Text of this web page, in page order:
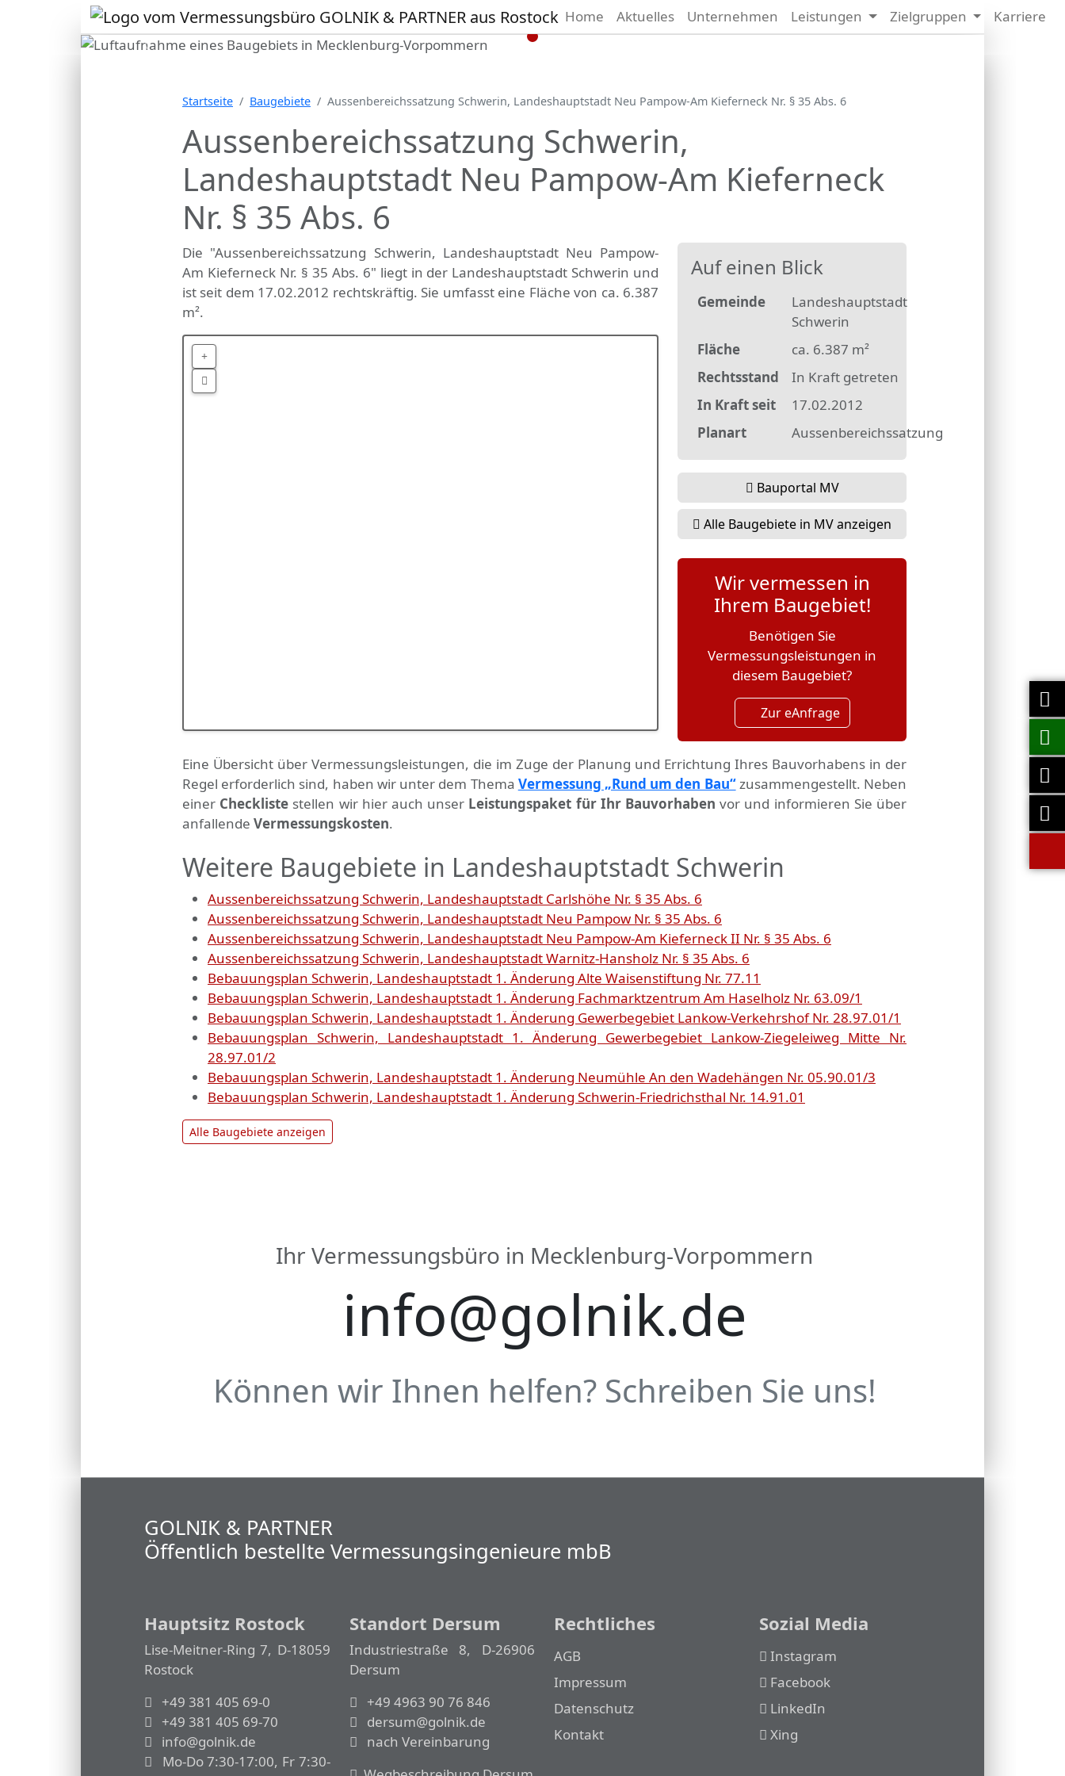
Home Aktuelles Unternehmen Leistungen Zielgruppen Karriere
Lageplan▪Absteckung▪Bauvermessung▪Gebäudeeinmessung
Grenzfeststellung
Amtliche Auskünfte und Auszüge
Vorheriges Bild
Startseite Baugebiete Aussenbereichssatzung Schwerin, Landeshauptstadt Neu Pampow-Am Kieferneck Nr. § 35 Abs. 6
Aussenbereichssatzung Schwerin,
Landeshauptstadt Neu Pampow-Am Kieferneck
Nr. § 35 Abs. 6
Die "Aussenbereichssatzung Schwerin, Landeshauptstadt Neu Pampow-
Am Kieferneck Nr. § 35 Abs. 6" liegt in der Landeshauptstadt Schwerin und
ist seit dem 17.02.2012 rechtskräftig. Sie umfasst eine Fläche von ca. 6.387
m².
Auf einen Blick
Gemeinde
Landeshauptstadt
Schwerin
Fläche
ca. 6.387 m²
Rechtsstand
In Kraft getreten
In Kraft seit
17.02.2012
Planart
Aussenbereichssatzung
Bauportal MV
Alle Baugebiete in MV anzeigen
Wir vermessen in
Ihrem Baugebiet!
Benötigen Sie
Vermessungsleistungen in
diesem Baugebiet?
Zur eAnfrage
Eine Übersicht über Vermessungs­leistungen, die im Zuge der Planung und Errichtung Ihres Bauvorhabens in der
Regel erforderlich sind, haben wir unter dem Thema Vermessung „Rund um den Bau“zusammengestellt. Neben
einer Checkliste stellen wir hier auch unser Leistungspaket für Ihr Bauvorhaben vor und informieren Sie über
anfallende Vermessungskosten.
Weitere Baugebiete in Landeshauptstadt Schwerin
Aussenbereichssatzung Schwerin, Landeshauptstadt Carlshöhe Nr. § 35 Abs. 6
Aussenbereichssatzung Schwerin, Landeshauptstadt Neu Pampow Nr. § 35 Abs. 6
Aussenbereichssatzung Schwerin, Landeshauptstadt Neu Pampow-Am Kieferneck II Nr. § 35 Abs. 6
Aussenbereichssatzung Schwerin, Landeshauptstadt Warnitz-Hansholz Nr. § 35 Abs. 6
Bebauungsplan Schwerin, Landeshauptstadt 1. Änderung Alte Waisenstiftung Nr. 77.11
Bebauungsplan Schwerin, Landeshauptstadt 1. Änderung Fachmarktzentrum Am Haselholz Nr. 63.09/1
Bebauungsplan Schwerin, Landeshauptstadt 1. Änderung Gewerbegebiet Lankow-Verkehrshof Nr. 28.97.01/1
Bebauungsplan Schwerin, Landeshauptstadt 1. Änderung Gewerbegebiet Lankow-Ziegeleiweg Mitte Nr.
28.97.01/2
Bebauungsplan Schwerin, Landeshauptstadt 1. Änderung Neumühle An den Wadehängen Nr. 05.90.01/3
Bebauungsplan Schwerin, Landeshauptstadt 1. Änderung Schwerin-Friedrichsthal Nr. 14.91.01
Alle Baugebiete anzeigen
Ihr Vermessungsbüro in Mecklenburg-Vorpommern
info@golnik.de
Können wir Ihnen helfen? Schreiben Sie uns!
GOLNIK & PARTNER
Öffentlich bestellte Vermessungs­­ingenieure mbB
Hauptsitz Rostock
Lise-Meitner-Ring 7, D-18059
Rostock
+49 381 405 69-0
+49 381 405 69-70
info@golnik.de
Mo-Do 7:30-17:00, Fr 7:30-
Standort Dersum
Industriestraße 8, D-26906
Dersum
+49 4963 90 76 846
dersum@golnik.de
nach Vereinbarung
Rechtliches
AGB
Impressum
Datenschutz
Kontakt
Sozial Media
Instagram
Facebook
LinkedIn
Xing